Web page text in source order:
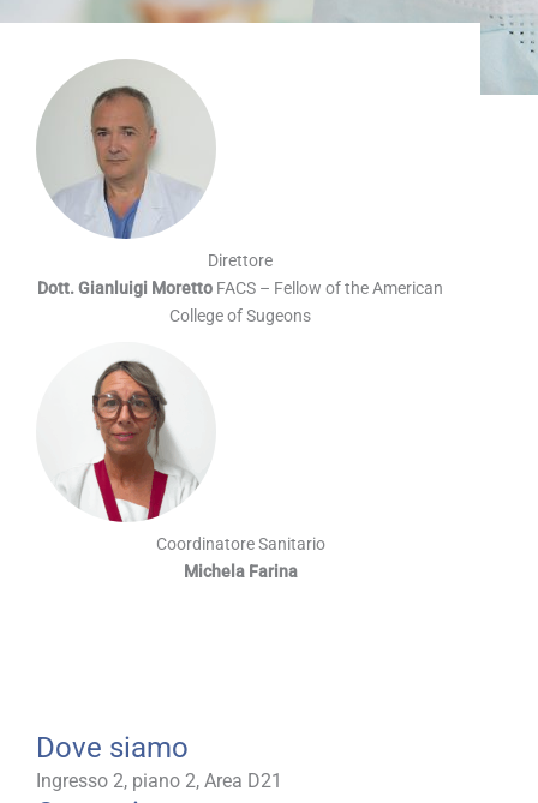
Direttore
Dott. Gianluigi Moretto FACS – Fellow of the American
College of Sugeons
Coordinatore Sanitario
Michela Farina
Dove siamo
Ingresso 2, piano 2, Area D21